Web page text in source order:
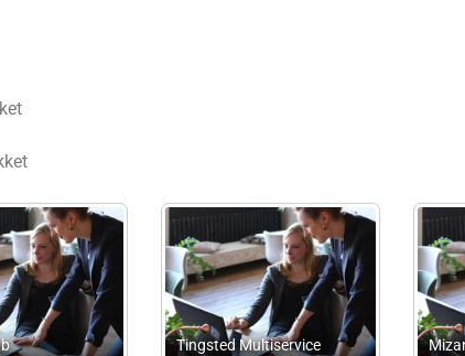
Lidegaard Registreret
revisionsanpartsselskab
Promosoft Danmark